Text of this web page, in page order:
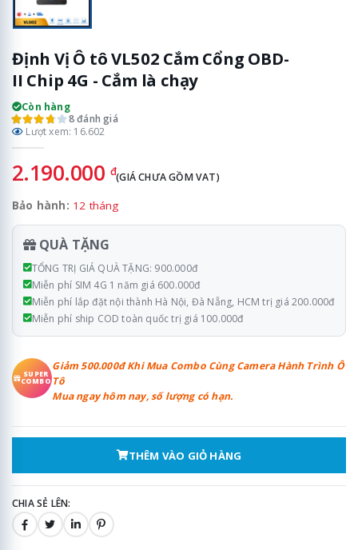
Định Vị Ô tô VL502 Cắm Cổng OBD-
II Chip 4G - Cắm là chạy
Còn hàng
8 đánh giá
Lượt xem: 16.602
2.190.000 đ(GIÁ CHƯA GỒM VAT)
Bảo hành: 12 tháng
QUÀ TẶNG
TỔNG TRỊ GIÁ QUÀ TẶNG: 900.000đ
Miễn phí SIM 4G 1 năm giá 600.000đ
Miễn phí lắp đặt nội thành Hà Nội, Đà Nẵng, HCM trị giá 200.000đ
Miễn phí ship COD toàn quốc trị giá 100.000đ
SUPER
COMBO
Giảm 500.000đ Khi Mua Combo Cùng Camera Hành Trình Ô
Tô
Mua ngay hôm nay, số lượng có hạn.
THÊM VÀO GIỎ HÀNG
CHIA SẺ LÊN: